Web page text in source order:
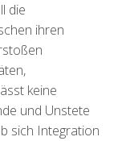
die
ihren
keine
und Unstete
sich Integration